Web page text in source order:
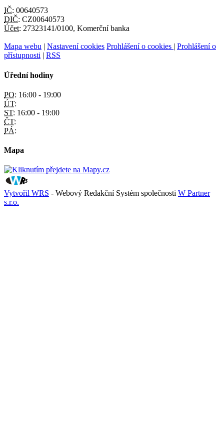
IČ: 00640573
DIČ: CZ00640573
Účet: 27323141/0100, Komerční banka
Mapa webu | Nastavení cookies Prohlášení o cookies | Prohlášení o
přístupnosti | RSS
Úřední hodiny
PO: 16:00 - 19:00
ÚT:
ST: 16:00 - 19:00
ČT:
PÁ:
Mapa
Vytvořil WRS - Webový Redakční Systém společnosti W Partner
s.r.o.